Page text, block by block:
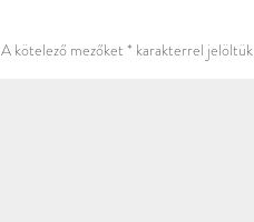
A kötelező mezőket * karakterrel jelöltük